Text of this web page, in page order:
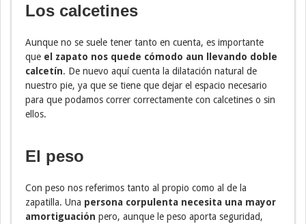
Los calcetines
Aunque no se suele tener tanto en cuenta, es importante
que el zapato nos quede cómodo aun llevando doble
calcetín. De nuevo aquí cuenta la dilatación natural de
nuestro pie, ya que se tiene que dejar el espacio necesario
para que podamos correr correctamente con calcetines o sin
ellos.
El peso
Con peso nos referimos tanto al propio como al de la
zapatilla. Una persona corpulenta necesita una mayor
amortiguación pero, aunque le peso aporta seguridad,